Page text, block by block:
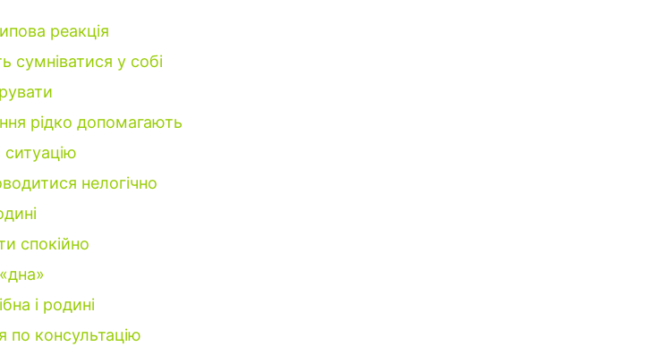
реакція
сумніватися у собі
рідко допомагають
ситуацію
нелогічно
спокійно
і родині
по консультацію